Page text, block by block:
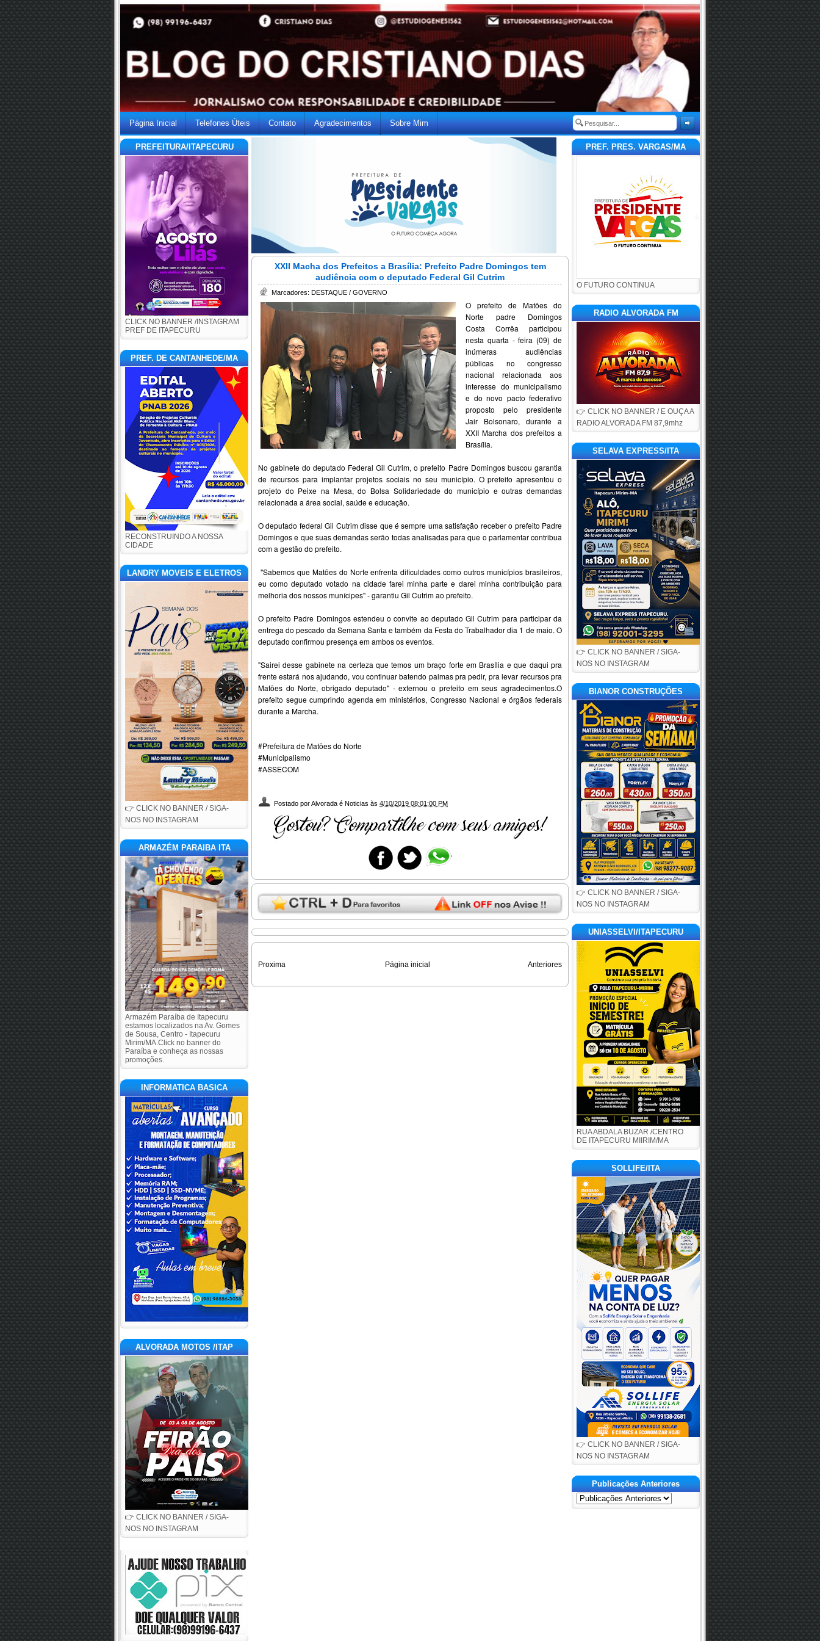
Página Inicial Telefones Úteis Contato Agradecimentos Sobre Mim
PREFEITURA/ITAPECURU
CLICK NO BANNER /INSTAGRAM
PREF DE ITAPECURU
PREF. DE CANTANHEDE/MA
RECONSTRUINDO A NOSSA
CIDADE
LANDRY MOVEIS E ELETROS
👉 CLICK NO BANNER / SIGA-
NOS NO INSTAGRAM
ARMAZÉM PARAIBA ITA
Armazém Paraíba de Itapecuru
estamos localizados na Av. Gomes
de Sousa, Centro - Itapecuru
Mirim/MA.Click no banner do
Paraíba e conheça as nossas
promoções.
INFORMATICA BASICA
ALVORADA MOTOS /ITAP
👉 CLICK NO BANNER / SIGA-
NOS NO INSTAGRAM
XXII Macha dos Prefeitos a Brasília: Prefeito Padre Domingos tem
audiência com o deputado Federal Gil Cutrim
Marcadores: DESTAQUE / GOVERNO
O prefeito de Matões do
Norte padre Domingos
Costa Corrêa participou
nesta quarta - feira (09) de
inúmeras audiências
públicas no congresso
nacional relacionada aos
interesse do municipalismo
e do novo pacto federativo
proposto pelo presidente
Jair Bolsonaro, durante a
XXII Marcha dos prefeitos a
Brasília.
No gabinete do deputado Federal Gil Cutrim, o prefeito Padre Domingos buscou garantia
de recursos para implantar projetos sociais no seu município. O prefeito apresentou o
projeto do Peixe na Mesa, do Bolsa Solidariedade do município e outras demandas
relacionada a área social, saúde e educação.
O deputado federal Gil Cutrim disse que é sempre uma satisfação receber o prefeito Padre
Domingos e que suas demandas serão todas analisadas para que o parlamentar contribua
com a gestão do prefeito.
"Sabemos que Matões do Norte enfrenta dificuldades como outros municípios brasileiros,
eu como deputado votado na cidade farei minha parte e darei minha contribuição para
melhoria dos nossos munícipes" - garantiu Gil Cutrim ao prefeito.
O prefeito Padre Domingos estendeu o convite ao deputado Gil Cutrim para participar da
entrega do pescado da Semana Santa e também da Festa do Trabalhador dia 1 de maio. O
deputado confirmou presença em ambos os eventos.
"Sairei desse gabinete na certeza que temos um braço forte em Brasília e que daqui pra
frente estará nos ajudando, vou continuar batendo palmas pra pedir, pra levar recursos pra
Matões do Norte, obrigado deputado" - externou o prefeito em seus agradecimentos.O
prefeito segue cumprindo agenda em ministérios, Congresso Nacional e órgãos federais
durante a Marcha.
#Prefeitura de Matões do Norte
#Municipalismo
#ASSECOM
Postado porAlvorada é Noticias às 4/10/2019 08:01:00 PM
Proxima Anteriores
Página inicial
PREF. PRES. VARGAS/MA
O FUTURO CONTINUA
RADIO ALVORADA FM
👉 CLICK NO BANNER / E OUÇA A
RADIO ALVORADA FM 87,9mhz
SELAVA EXPRESS/ITA
👉 CLICK NO BANNER / SIGA-
NOS NO INSTAGRAM
BIANOR CONSTRUÇÕES
👉 CLICK NO BANNER / SIGA-
NOS NO INSTAGRAM
UNIASSELVI/ITAPECURU
RUA ABDALA BUZAR /CENTRO
DE ITAPECURU MIIRIM/MA
SOLLIFE/ITA
👉 CLICK NO BANNER / SIGA-
NOS NO INSTAGRAM
Publicações Anteriores